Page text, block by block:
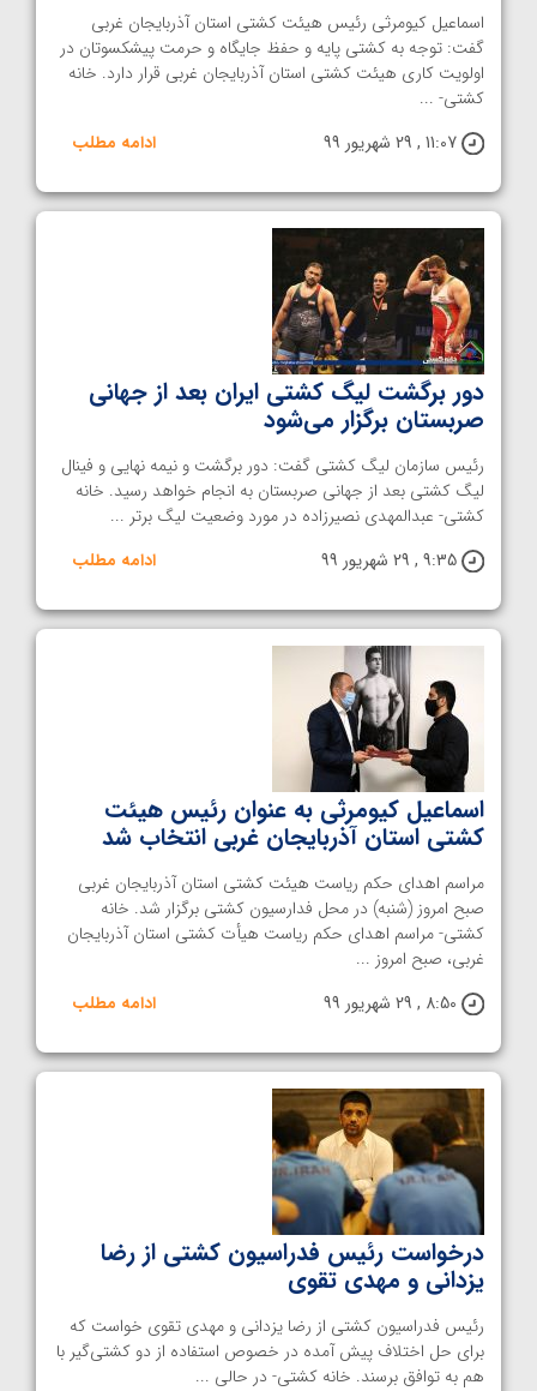
اسماعیل کیومرثی رئیس هیئت کشتی استان آذربایجان غربی
گفت: توجه به کشتی پایه و حفظ جایگاه و حرمت پیشکسوتان در
اولویت کاری هیئت کشتی استان آذربایجان غربی قرار دارد. خانه
کشتی- ...
11:07 , 29 شهریور 99
ادامه مطلب
دور برگشت لیگ کشتی ایران بعد از جهانی
صربستان برگزار می‌شود
رئیس سازمان لیگ کشتی گفت: دور برگشت و نیمه نهایی و فینال
لیگ کشتی بعد از جهانی صربستان به انجام خواهد رسید. خانه
کشتی- عبدالمهدی نصیرزاده در مورد وضعیت لیگ برتر ...
9:35 , 29 شهریور 99
ادامه مطلب
اسماعیل کیومرثی به عنوان رئیس هیئت
کشتی استان آذربایجان غربی انتخاب شد
مراسم اهدای حکم ریاست هیئت کشتی استان آذربایجان غربی
صبح امروز (شنبه) در محل فدارسیون کشتی برگزار شد. خانه
کشتی- مراسم اهدای حکم ریاست هیأت کشتی استان آذربایجان
غربی، صبح امروز ...
8:50 , 29 شهریور 99
ادامه مطلب
درخواست رئیس فدراسیون کشتی از رضا
یزدانی و مهدی تقوی
رئیس فدراسیون کشتی از رضا یزدانی و مهدی تقوی خواست که
برای حل اختلاف پیش آمده در خصوص استفاده از دو کشتی‌گیر با
هم به توافق برسند. خانه کشتی- در حالی ...